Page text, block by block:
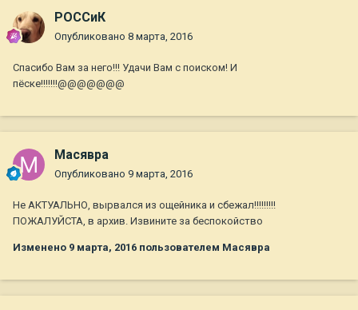
РОССиК
Опубликовано 8 марта, 2016
Спасибо Вам за него!!! Удачи Вам с поиском! И
пёске!!!!!!!@@@@@@@
Масявра
Опубликовано 9 марта, 2016
Не АКТУАЛЬНО, вырвался из ощейника и сбежал!!!!!!!!!
ПОЖАЛУЙСТА, в архив. Извините за беспокойство
Изменено 9 марта, 2016 пользователем Масявра